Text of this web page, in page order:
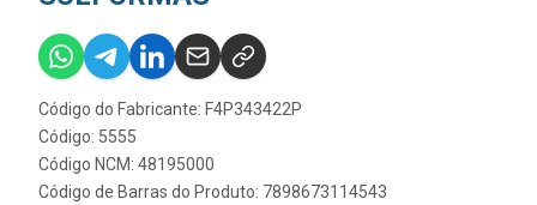
Código do Fabricante: F4P343422P
Código: 5555
Código NCM: 48195000
Código de Barras do Produto: 7898673114543